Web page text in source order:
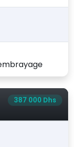
387 000 Dhs